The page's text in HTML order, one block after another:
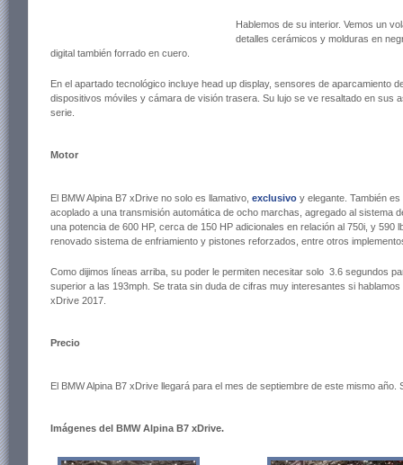
Hablemos de su interior. Vemos un
detalles cerámicos y molduras en
digital también forrado en cuero.
En el apartado tecnológico incluye head up display, sensores de aparcamiento
dispositivos móviles y cámara de visión trasera. Su lujo se ve resaltado en sus
serie.
Motor
El BMW Alpina B7 xDrive no solo es llamativo, exclusivo y elegante. También
acoplado a una transmisión automática de ocho marchas, agregado al sistema
una potencia de 600 HP, cerca de 150 HP adicionales en relación al 750i, y 590
renovado sistema de enfriamiento y pistones reforzados, entre otros
Como dijimos líneas arriba, su poder le permiten necesitar solo 3.6 segundos
superior a las 193mph. Se trata sin duda de cifras muy interesantes si
xDrive 2017.
Precio
El BMW Alpina B7 xDrive llegará para el mes de septiembre de este mismo
Imágenes del BMW Alpina B7 xDrive.